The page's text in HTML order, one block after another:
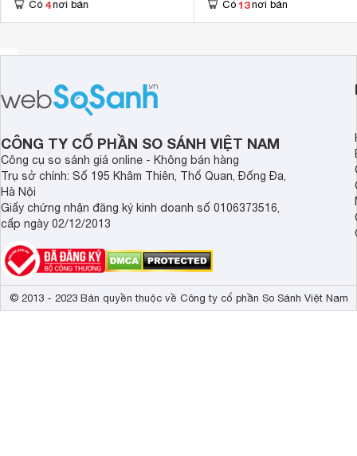
Có 4 nơi bán Có 13 nơi bán
CÔNG TY CỔ PHẦN SO SÁNH VIỆT NAM
Công cụ so sánh giá online - Không bán hàng
Trụ sở chính: Số 195 Khâm Thiên, Thổ Quan, Đống Đa,
Hà Nội
Giấy chứng nhận đăng ký kinh doanh số 0106373516,
cấp ngày 02/12/2013
© 2013 - 2023 Bản quyền thuộc về Công ty cổ phần So Sánh Việt Nam